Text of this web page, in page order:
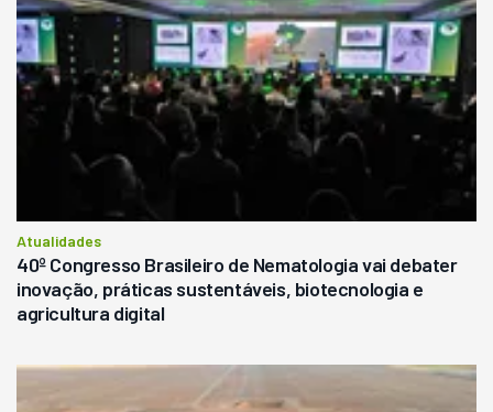
Atualidades
40º Congresso Brasileiro de Nematologia vai debater
inovação, práticas sustentáveis, biotecnologia e
agricultura digital